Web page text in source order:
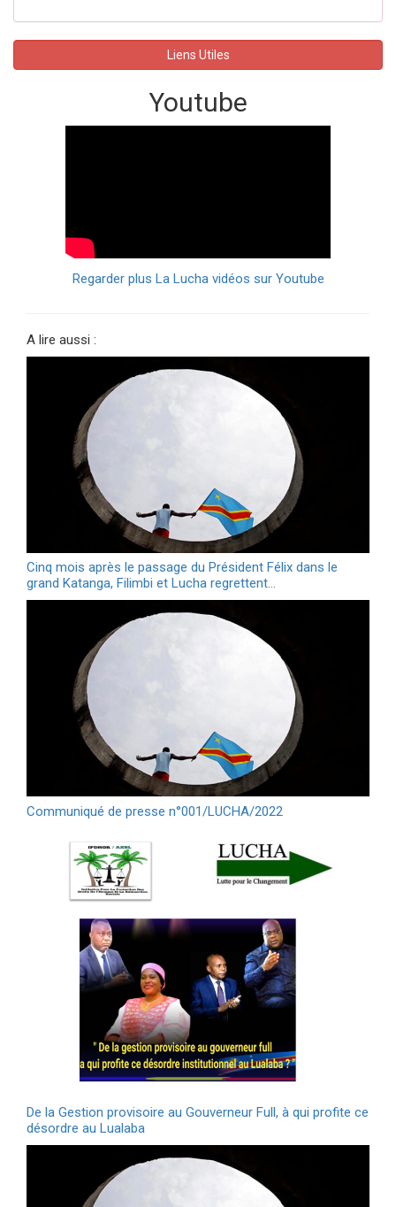
Liens Utiles
Youtube
Regarder plus La Lucha vidéos sur Youtube
A lire aussi :
Cinq mois après le passage du Président Félix dans le
grand Katanga, Filimbi et Lucha regrettent…
Communiqué de presse n°001/LUCHA/2022
De la Gestion provisoire au Gouverneur Full, à qui profite ce
désordre au Lualaba